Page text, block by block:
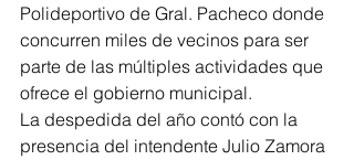
Polideportivo de Gral. Pacheco donde
concurren miles de vecinos para ser
parte de las múltiples actividades que
ofrece el gobierno municipal.
La despedida del año contó con la
presencia del intendente Julio Zamora